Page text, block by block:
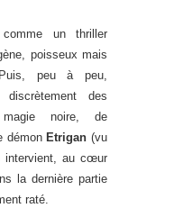
un thriller
poisseux mais
Puis, peu à peu,
des
magie noire, de
démon Etrigan (vu
intervient, au cœur
la dernière partie
raté.